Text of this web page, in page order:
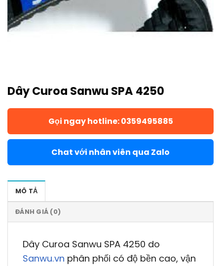
Dây Curoa Sanwu SPA 4250
Gọi ngay hotline: 0359495885
Chat với nhân viên qua Zalo
MÔ TẢ
ĐÁNH GIÁ (0)
Dây Curoa Sanwu SPA 4250 do
Sanwu.vn phân phối có độ bền cao, vận